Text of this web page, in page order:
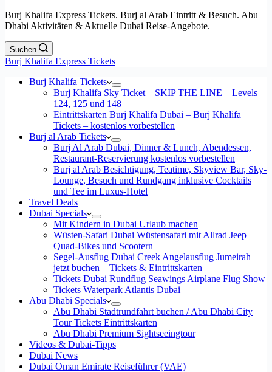
Burj Khalifa Express Tickets. Burj al Arab Eintritt & Besuch. Abu
Dhabi Aktivitäten & Aktuelle Dubai Reise-Angebote.
Suchen
Burj Khalifa Express Tickets
Burj Khalifa Tickets
Burj Khalifa Sky Ticket – SKIP THE LINE – Levels
124, 125 und 148
Eintrittskarten Burj Khalifa Dubai – Burj Khalifa
Tickets – kostenlos vorbestellen
Burj al Arab Tickets
Burj Al Arab Dubai, Dinner & Lunch, Abendessen,
Restaurant-Reservierung kostenlos vorbestellen
Burj al Arab Besichtigung, Teatime, Skyview Bar, Sky-
Lounge, Besuch und Rundgang inklusive Cocktails
und Tee im Luxus-Hotel
Travel Deals
Dubai Specials
Mit Kindern in Dubai Urlaub machen
Wüsten-Safari Dubai Wüstensafari mit Allrad Jeep
Quad-Bikes und Scootern
Segel-Ausflug Dubai Creek Angelausflug Jumeirah –
jetzt buchen – Tickets & Eintrittskarten
Tickets Dubai Rundflug Seawings Airplane Flug Show
Tickets Waterpark Atlantis Dubai
Abu Dhabi Specials
Abu Dhabi Stadtrundfahrt buchen / Abu Dhabi City
Tour Tickets Eintrittskarten
Abu Dhabi Premium Sightseeingtour
Videos & Dubai-Tipps
Dubai News
Dubai Oman Emirate Reiseführer (VAE)